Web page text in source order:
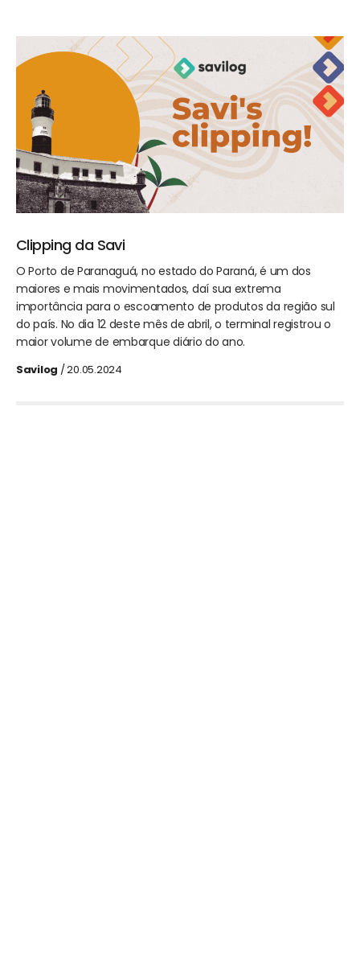
Clipping da Savi
O Porto de Paranaguá, no estado do Paraná, é um dos
maiores e mais movimentados, daí sua extrema
importância para o escoamento de produtos da região sul
do país. No dia 12 deste mês de abril, o terminal registrou o
maior volume de embarque diário do ano.
Savilog / 20.05.2024